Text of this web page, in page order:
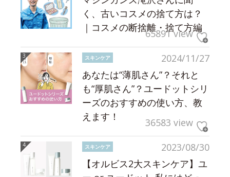
く、古いコスメの捨て方は？
｜コスメの断捨離・捨て方編
65891 view
2024/11/27
スキンケア
あなたは“薄肌さん”？それと
も“厚肌さん”？ユードットシリ
ーズのおすすめの使い方、教
えます！
36583 view
2023/08/30
スキンケア
【オルビス2大スキンケア】ユ